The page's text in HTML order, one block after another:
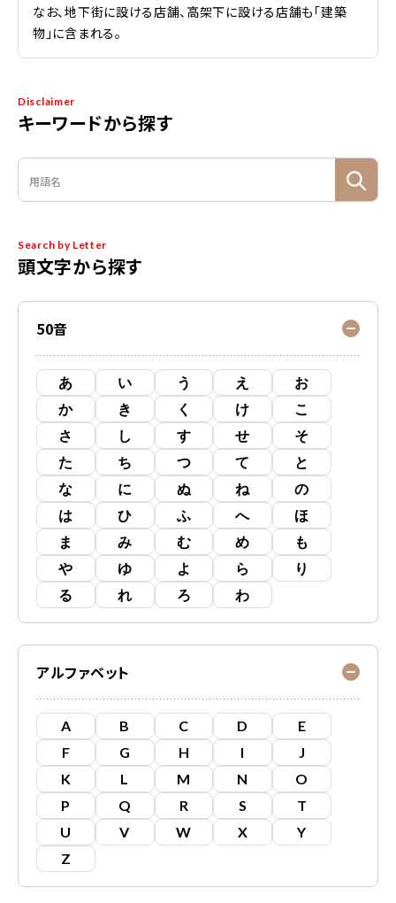
Disclaimer
キーワードから探す
Search by Letter
頭文字から探す
50音
あ い う え
お
か
き く け
こ
さ
し す せ
そ
た
ち つ て
と
な
に ぬ ね
の
は
ひ ふ へ
ほ
ま
み む め
も
や
ゆ よ ら
り
る
れ ろ わ
アルファベット
A B C D
E
F
G H I
J
K
L M N
O
P
Q R S
T
U
V W X
Y
Z
なお、地下街に設ける店舗、高架下に設ける店舗も「建築
物」に含まれる。